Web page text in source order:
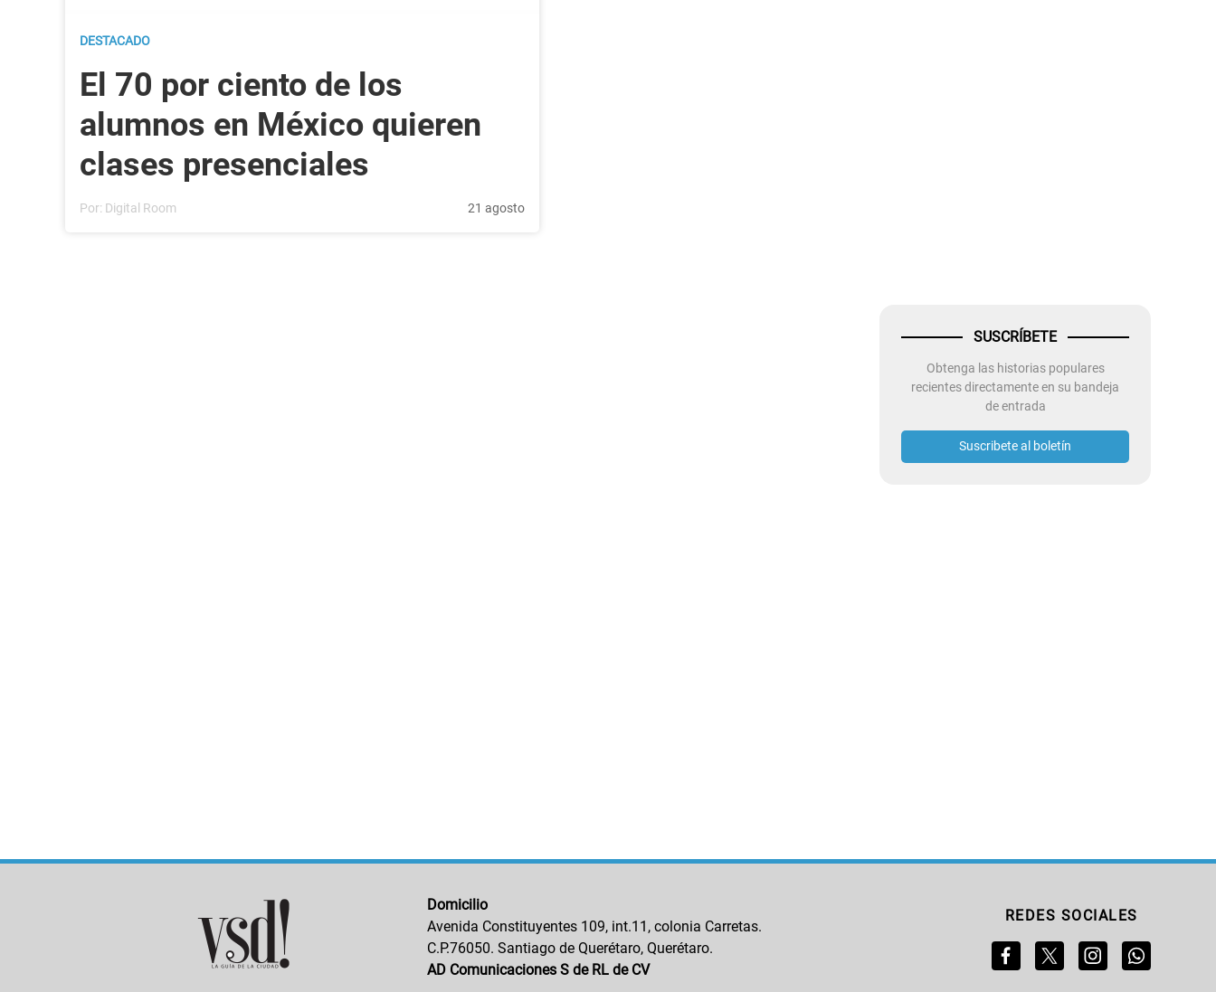
DESTACADO
El 70 por ciento de los
alumnos en México quieren
clases presenciales
Por: Digital Room 21 agosto
SUSCRÍBETE
Obtenga las historias populares
recientes directamente en su bandeja
de entrada
Suscribete al boletín
Domicilio
Avenida Constituyentes 109, int.11, colonia Carretas.
C.P.76050. Santiago de Querétaro, Querétaro.
AD Comunicaciones S de RL de CV
REDES SOCIALES